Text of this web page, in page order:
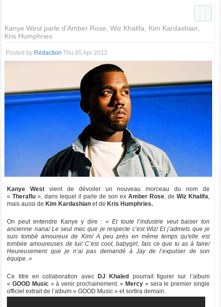
Kanye West parle d'Amber Rose, Wiz Khalifa, Kim Kardashian,
Kris Humphries
Posted by Rédaction Thu 05 Apr 2012
Kanye West vient de dévoiler un nouveau morceau du nom de
« Theraflu», dans lequel il parle de son ex Amber Rose, de Wiz Khalifa,
mais aussi de Kim Kardashianet de Kris Humphries.
On peut entendre Kanye y dire : « Et toute l’industrie veut baiser ton
ancienne nana/ Le seul mec que je respecte c’est Wiz/ Et j’admets que je
suis tombé amoureux de Kim/ A peu près en même temps qu'elle est
tombée amoureuses de lui/ C’est cool, babygirl, fais ce que tu as à faire/
Heureusement que je n’ai pas demandé à Jay de l’expulser de son
équipe. »
Ce titre en collaboration avec DJ Khaled
pourrait figurer sur l’album
«GOOD Music» à venir prochainement. « Mercy » sera le premier single
officiel extrait de l’album « GOOD Music » et sortira demain.